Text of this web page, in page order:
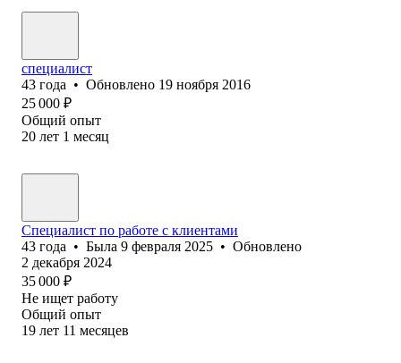
специалист
43 года • Обновлено 19 ноября 2016
25 000 ₽
Общий опыт
20 лет 1 месяц
Специалист по работе с клиентами
43 года • Была 9 февраля 2025 • Обновлено
2 декабря 2024
35 000 ₽
Не ищет работу
Общий опыт
19 лет 11 месяцев